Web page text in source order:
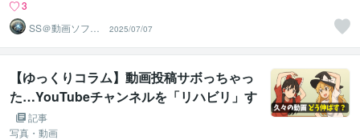
3
SS＠動画ソフト
ウェアエンジニ
ア
2025/07/07
【ゆっくりコラム】動画投稿サボっちゃっ
た…YouTubeチャンネルを「リハビリ」す
る方法をわかりやすく解説します！
記事
写真・動画